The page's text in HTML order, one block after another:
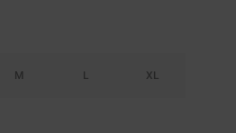
M L XL